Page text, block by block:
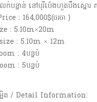
ក់បន្ទាន់ នៅបុរីប៉េងហួតបឹងស្នោ
: 164,000$(ចរចា )
: 5.10m×20m
: 5.10m × 12m
: 4បន្ទប់
: 5បន្ទប់
អិត / Detail Information: